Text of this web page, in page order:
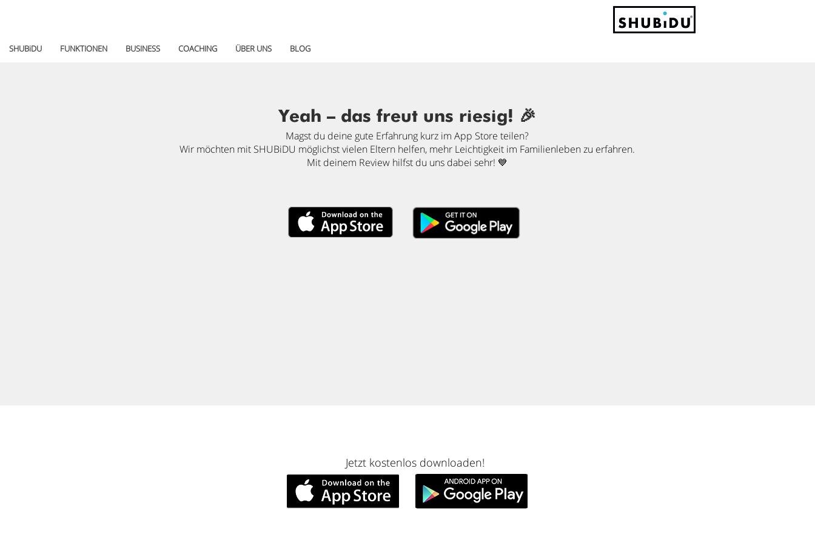
SHUBiDU FUNKTIONEN BUSINESS COACHING ÜBER UNS BLOG
Yeah — das freut uns riesig! 🎉
Magst du deine gute Erfahrung kurz im App Store teilen?
Wir möchten mit SHUBiDU möglichst vielen Eltern helfen, mehr Leichtigkeit im Familienleben zu erfahren.
Mit deinem Review hilfst du uns dabei sehr! 💙
Jetzt kostenlos downloaden!